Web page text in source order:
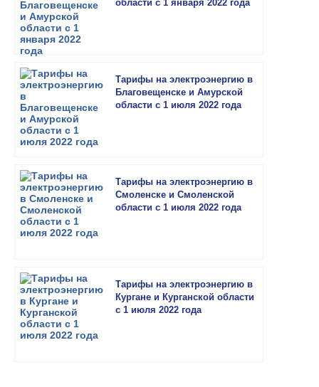
области с 1 января 2022 года
Тарифы на электроэнергию в
Благовещенске и Амурской
области с 1 июля 2022 года
Тарифы на электроэнергию в
Смоленске и Смоленской
области с 1 июля 2022 года
Тарифы на электроэнергию в
Кургане и Курганской области
с 1 июля 2022 года